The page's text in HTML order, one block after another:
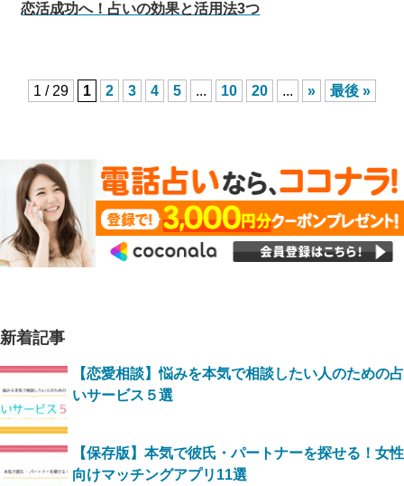
恋活成功へ！占いの効果と活用法3つ
1 / 29 1 2 3 4 5 ... 10 20 ... » 最後 »
新着記事
【恋愛相談】悩みを本気で相談したい人のための占
いサービス５選
【保存版】本気で彼氏・パートナーを探せる！女性
向けマッチングアプリ11選